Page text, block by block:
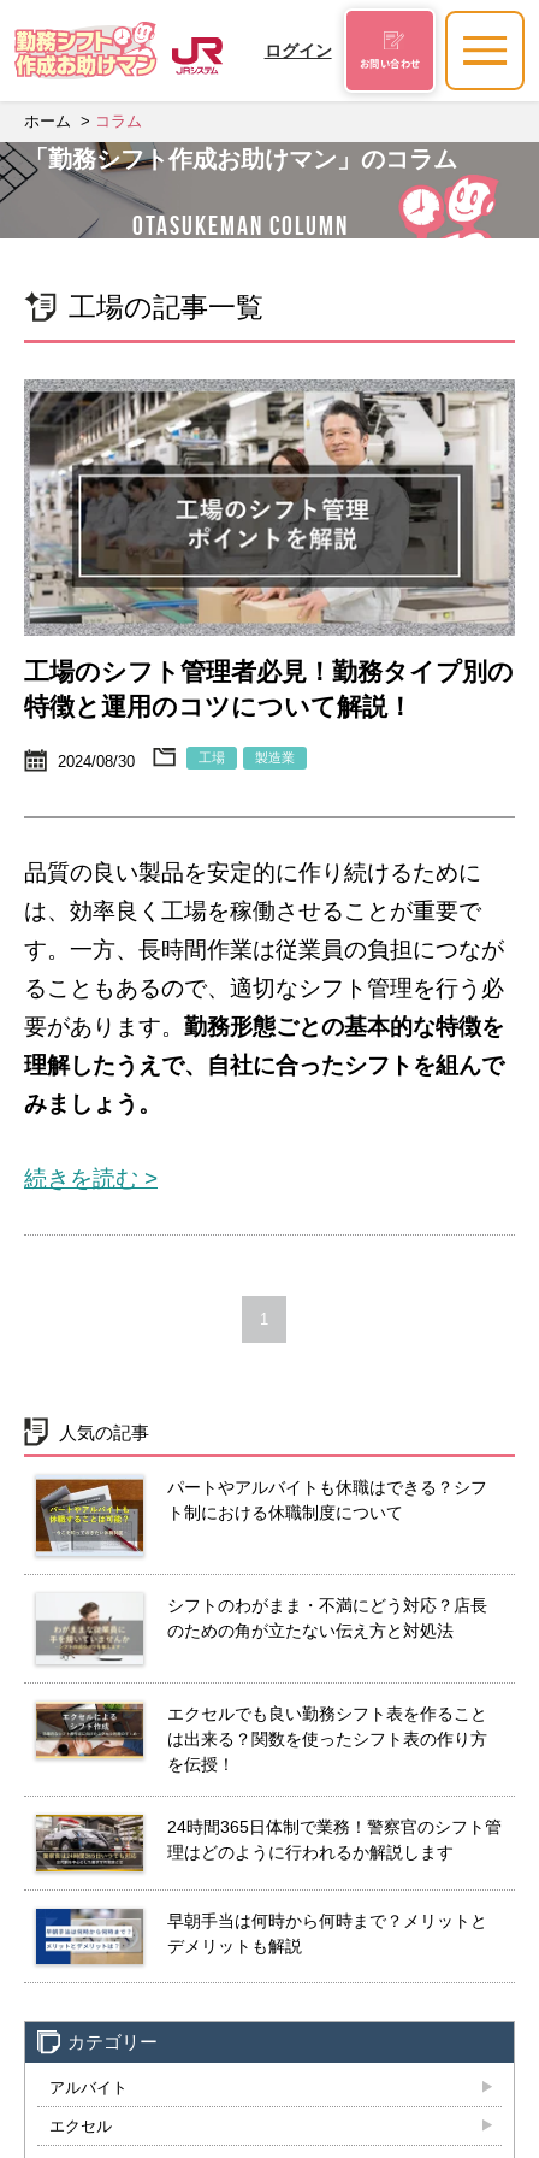
ログイン
お問い合わせ
ホーム コラム
「勤務シフト作成お助けマン」のコラム
OTASUKEMAN COLUMN
工場の記事一覧
工場のシフト管理者必見！勤務タイプ別の
特徴と運用のコツについて解説！
2024/08/30 工場 製造業
品質の良い製品を安定的に作り続けるために
は、効率良く工場を稼働させることが重要で
す。一方、長時間作業は従業員の負担につなが
ることもあるので、適切なシフト管理を行う必
要があります。 勤務形態ごとの基本的な特徴を
理解したうえで、自社に合ったシフトを組んで
みましょう。
続きを読む >
1
人気の記事
パートやアルバイトも休職はできる？シフ
ト制における休職制度について
シフトのわがまま・不満にどう対応？店長
のための角が立たない伝え方と対処法
エクセルでも良い勤務シフト表を作ること
は出来る？関数を使ったシフト表の作り方
を伝授！
24時間365日体制で業務！警察官のシフト管
理はどのように行われるか解説します
早朝手当は何時から何時まで？メリットと
デメリットも解説
カテゴリー
アルバイト
エクセル